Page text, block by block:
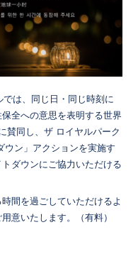
は、同じ日・同じ時刻に
全への意思を表明する世界
賛同し、ザ ロイヤルパーク
ウン」アクションを実施す
ダウンにご協力いただける
間を過ごしていただけるよ
意いたします。（有料）